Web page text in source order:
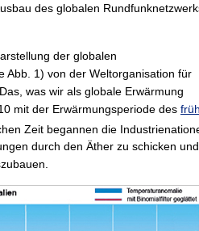
des globalen
der globalen
Abb. 1) von der Weltorganisation für
was wir als globale Erwärmung
mit der Erwärmungsperiode des
Zeit begannen die
durch den Äther zu schicken